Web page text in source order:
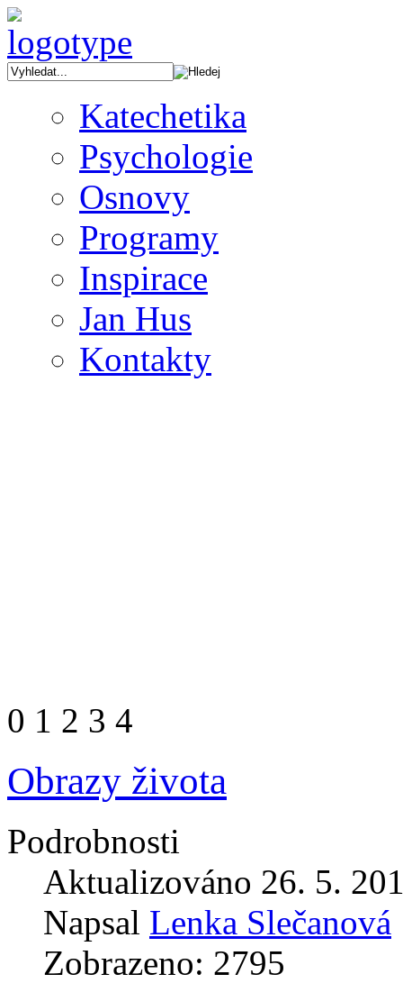
Katechetika
Psychologie
Osnovy
Programy
Inspirace
Jan Hus
Kontakty
0 1 2 3 4
Obrazy života
Podrobnosti
Aktualizováno 26. 5.
Napsal Lenka Slečanová
Zobrazeno: 2795